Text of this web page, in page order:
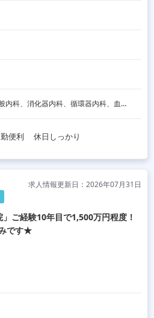
呼吸器内科、一般内科、消化器内科、循環器内科、血液内科、脳神経内科、内分泌内科、老人内科、一般外科、消化器外科、その他
便利 休日しっかり
求人情報更新日：2026年07月31日
」ご経験10年目で1,500万円程度！
です★